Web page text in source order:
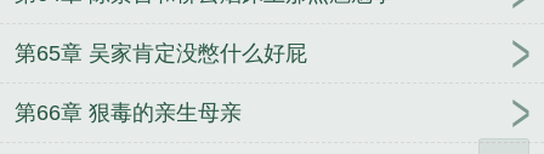
第65章 吴家肯定没憋什么好屁
第66章 狠毒的亲生母亲